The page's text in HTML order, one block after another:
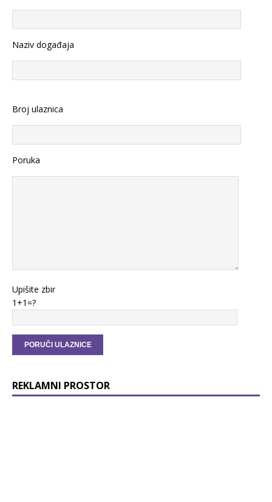
Naziv događaja
Broj ulaznica
Poruka
Upišite zbir
1+1=?
REKLAMNI PROSTOR